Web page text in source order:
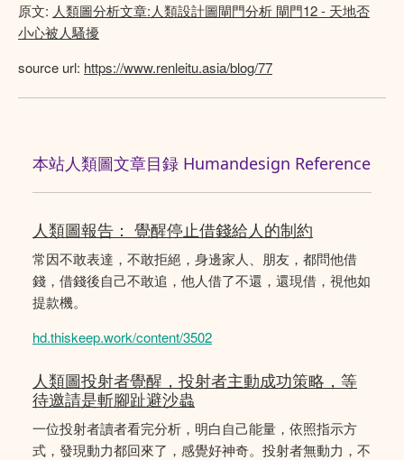
原文: 人類圖分析文章:人類設計圖閘門分析 閘門12 - 天地否
小心被人騷擾
source url: https://www.renleitu.asia/blog/77
本站人類圖文章目録 Humandesign Reference
人類圖報告： 覺醒停止借錢給人的制約
常因不敢表達，不敢拒絕，身邊家人、朋友，都問他借
錢，借錢後自己不敢追，他人借了不還，還現借，視他如
提款機。
hd.thiskeep.work/content/3502
人類圖投射者覺醒，投射者主動成功策略，等
待邀請是斬腳趾避沙蟲
一位投射者讀者看完分析，明白自己能量，依照指示方
式，發現動力都回來了，感覺好神奇。投射者無動力，不